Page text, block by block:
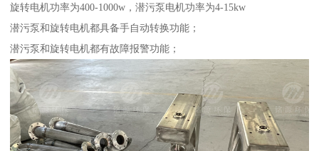
旋转电机功率为400-1000w，潜污泵电机功率为4-15kw
潜污泵和旋转电机都具备手自动转换功能；
潜污泵和旋转电机都有故障报警功能；